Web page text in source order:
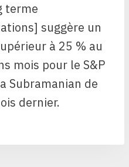
terme
suggère un
à 25 % au
mois pour le S&P
Subramanian de
dernier.